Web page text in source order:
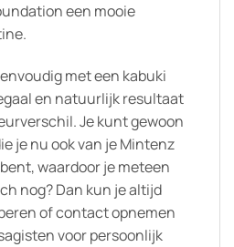
een mooie
met een kabuki
en natuurlijk resultaat
Je kunt gewoon
je nu ook van je Mintenz
waardoor je meteen
nog? Dan kun je altijd
of contact opnemen
voor persoonlijk